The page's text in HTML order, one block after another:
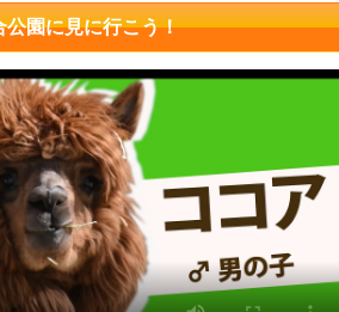
公園に見に行こう！